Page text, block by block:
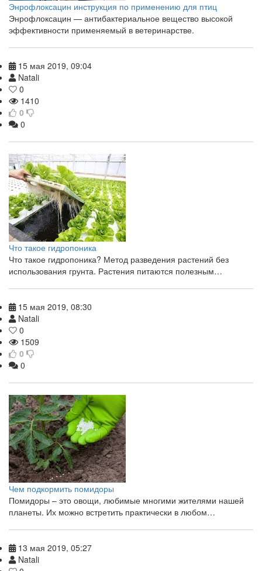
Энрофлоксацин инструкция по применению для птиц
Энрофлоксацин — антибактериальное вещество высокой
эффективности применяемый в ветеринарстве.
15 мая 2019, 09:04
Natali
0
1410
0
0
Что такое гидропоника
Что такое гидропоника? Метод разведения растений без
использования грунта. Растения питаются полезным…
15 мая 2019, 08:30
Natali
0
1509
0
0
Чем подкормить помидоры
Помидоры – это овощи, любимые многими жителями нашей
планеты. Их можно встретить практически в любом…
13 мая 2019, 05:27
Natali